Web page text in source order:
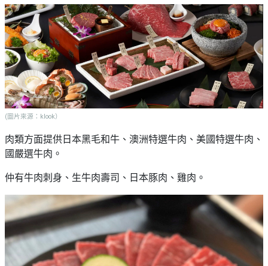
(圖片來源：klook）
肉類方面提供日本黑毛和牛、澳洲特選牛肉、美國特選牛肉、
國嚴選牛肉。
仲有牛肉刺身、生牛肉壽司、日本豚肉、雞肉。